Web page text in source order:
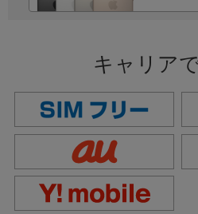
キャリア